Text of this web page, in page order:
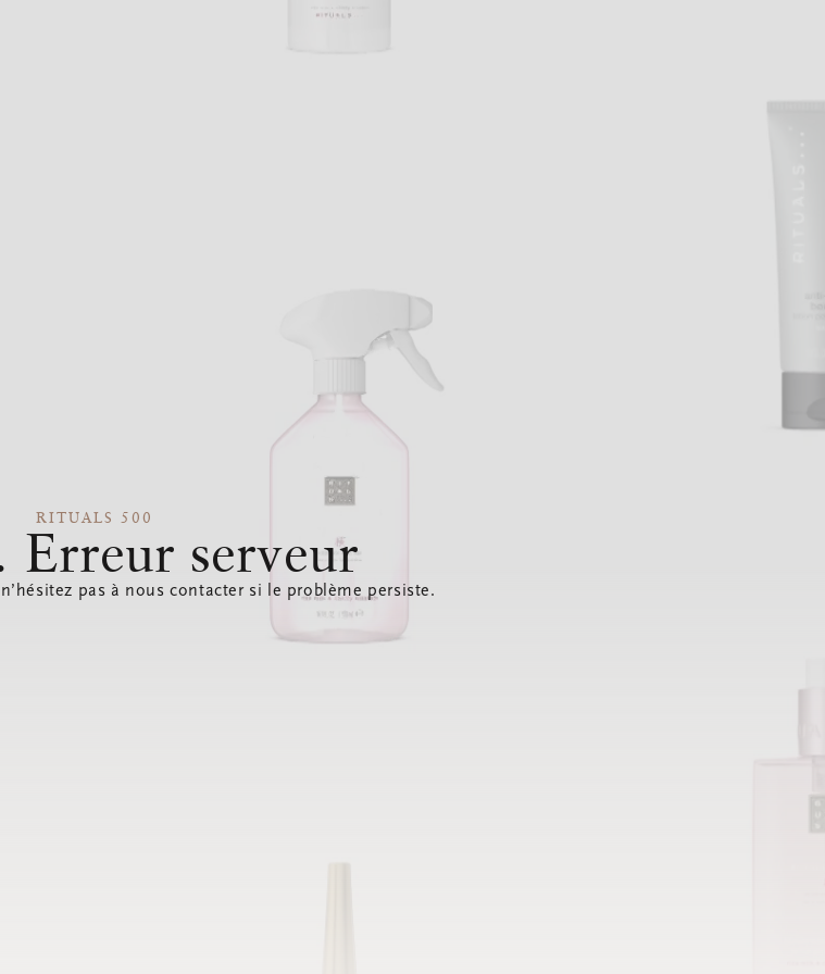
RITUALS 500
serveur
pas à nous contacter si le problème persiste.